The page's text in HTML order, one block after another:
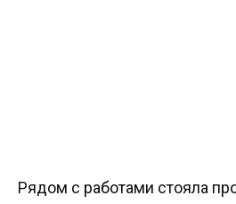
Рядом с работами стояла